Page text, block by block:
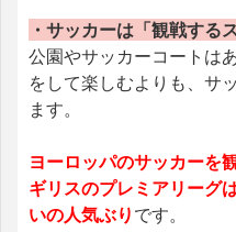
・サッカーは「観戦する
公園やサッカーコートは
をして楽しむよりも、サ
ます。
ヨーロッパのサッカーを
ギリスのプレミアリーグ
いの人気ぶり です。